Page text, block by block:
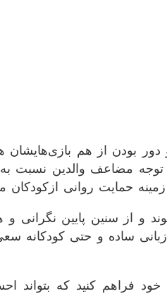
دور بودن از هم
مضاعف والدین نسبت
حمایت روانی ازکودکان
از سنین پایین نگرانی و
ساده و حتی کودکانه
فراهم کنید که بتواند